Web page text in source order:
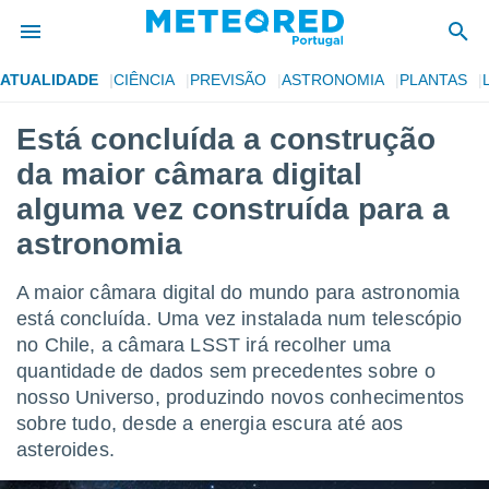
da
foi
para
as
fornecidas
a este
das
e
forma
digital
ATUALIDADE CIÊNCIA PREVISÃO ASTRONOMIA PLANTAS
Está concluída a construção
da maior câmara digital
alguma vez construída para a
astronomia
A maior câmara digital do mundo para astronomia
está concluída. Uma vez instalada num telescópio
no Chile, a câmara LSST irá recolher uma
quantidade de dados sem precedentes sobre o
nosso Universo, produzindo novos conhecimentos
sobre tudo, desde a energia escura até aos
asteroides.